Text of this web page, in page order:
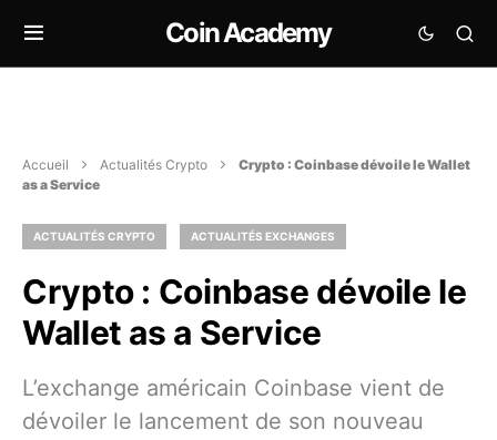
Coin Academy
Accueil Actualités Crypto
Crypto : Coinbase dévoile le Wallet
as a Service
ACTUALITÉS CRYPTO ACTUALITÉS EXCHANGES
Crypto : Coinbase dévoile le
Wallet as a Service
L’exchange américain Coinbase vient de
dévoiler le lancement de son nouveau